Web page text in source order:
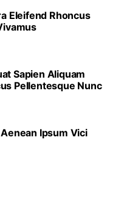
Eleifend Rhoncus
Sapien Aliquam
Pellentesque Nunc
Ipsum Vici